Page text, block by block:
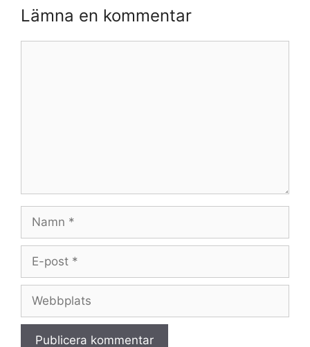
Lämna en kommentar
Namn
Webbplats